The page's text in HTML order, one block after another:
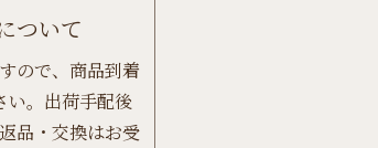
ついて
ので、商品到着
い。出荷手配後
品・交換はお受